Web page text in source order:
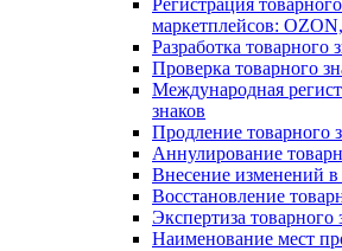
Регистрация
маркетплейсов:
Разработка товарного
Проверка товарного
Международная
знаков
Продление товарного
Аннулирование
Внесение изменений
Восстановление
Экспертиза товарного
Наименование мест